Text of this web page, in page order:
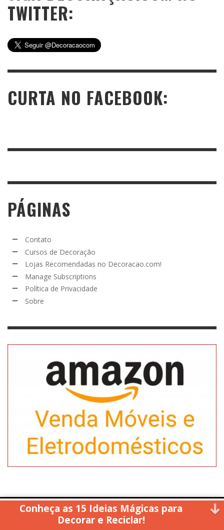
TWITTER:
CURTA NO FACEBOOK:
PÁGINAS
Contato
Cursos de Decoração
Lojas Recomendadas no Decoracao.com!
Manage Subscriptions
Política de Privacidade
Sobre
Copyright © 2014. All rights reserved.
↑ Back to top
Conheça as 15 Ideias Mágicas para
Decorar e Reciclar!